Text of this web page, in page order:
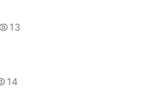
13
14